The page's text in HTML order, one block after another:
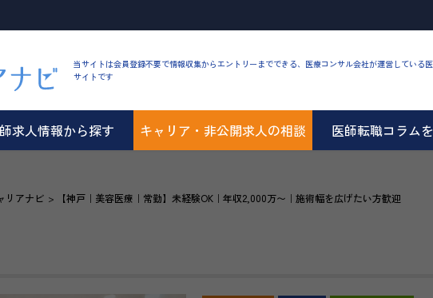
当サイトは会員登録不要で情報収集からエントリーまでできる、医療コンサル会社が運営している
サイトです
求人情報から探す キャリア・非公開求人の相談 医師転職コラム
リアナビ 【神戸｜美容医療｜常勤】未経験OK｜年収2,000万〜｜施術幅を広げたい方歓迎